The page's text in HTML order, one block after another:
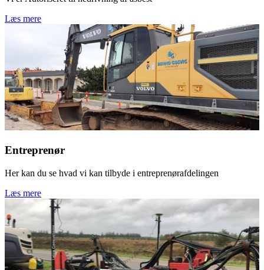
Læs mere
Entreprenør
Her kan du se hvad vi kan tilbyde i entreprenørafdelingen
Læs mere